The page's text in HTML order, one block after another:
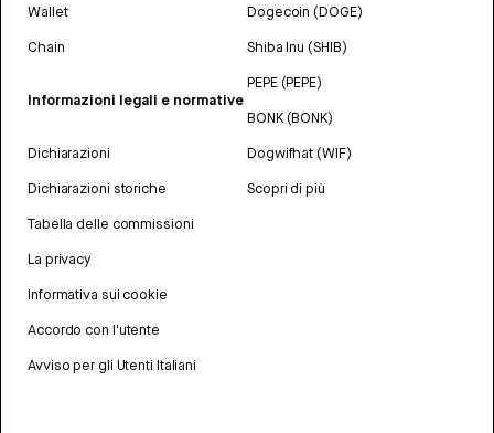
Wallet
Chain
Informazioni legali e normative
Dichiarazioni
Dichiarazioni storiche
Tabella delle commissioni
La privacy
Informativa sui cookie
Accordo con l'utente
Avviso per gli Utenti Italiani
Dogecoin (DOGE)
Shiba Inu (SHIB)
PEPE (PEPE)
BONK (BONK)
Dogwifhat (WIF)
Scopri di più